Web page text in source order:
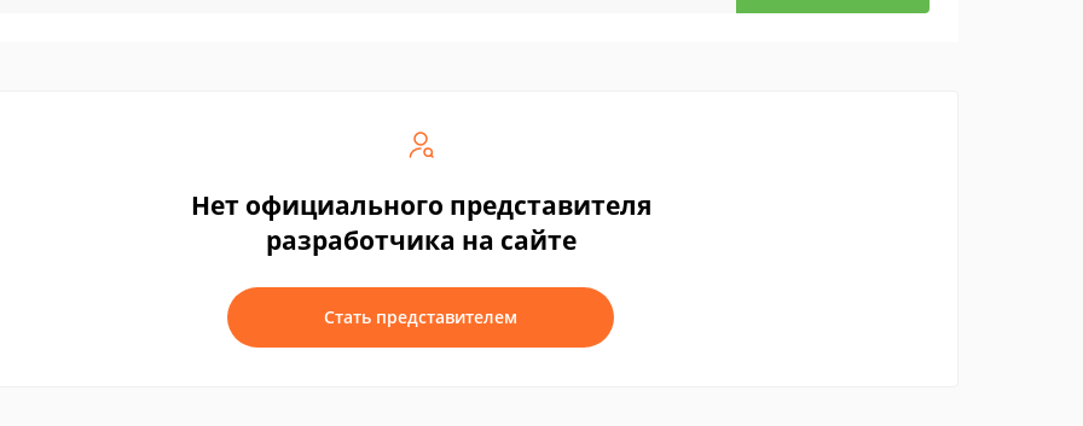
Нет официального представителя
разработчика на сайте
Стать представителем